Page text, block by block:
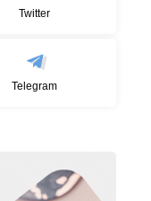
Twitter
Telegram